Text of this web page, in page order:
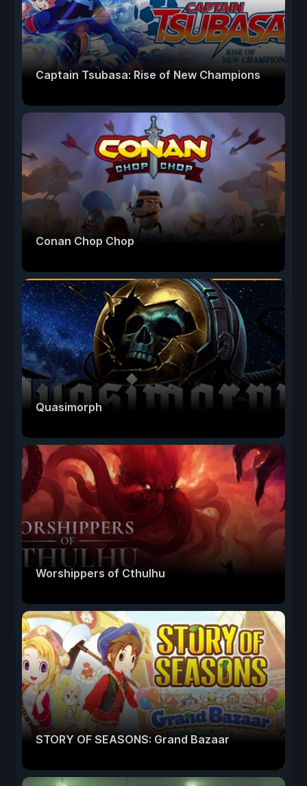
Captain Tsubasa: Rise of New Champions
Conan Chop Chop
Quasimorph
Worshippers of Cthulhu
STORY OF SEASONS: Grand Bazaar